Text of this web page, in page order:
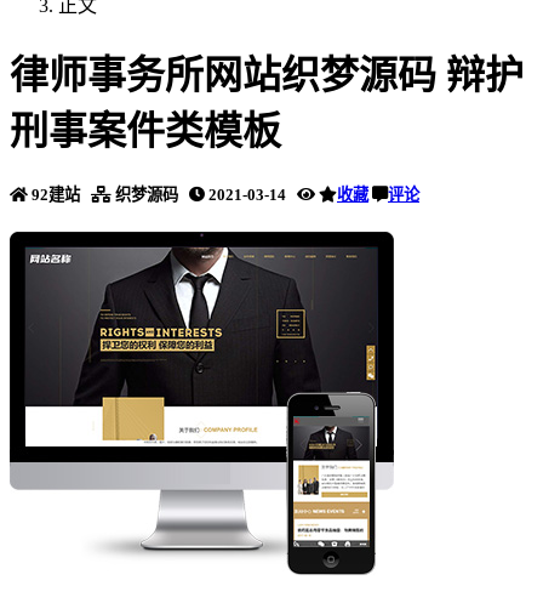
正文
律师事务所网站织梦源码 辩护
刑事案件类模板
92建站 织梦源码 2021-03-14 收藏 评论